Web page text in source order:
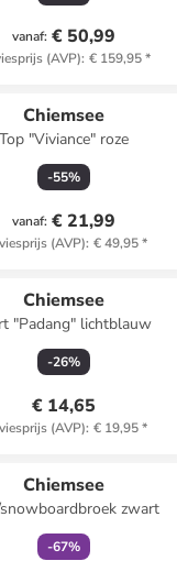
vanaf: € 50,99
(AVP): € 159,95*
Chiemsee
Top "Viviance" roze
-55%
vanaf: € 21,99
(AVP): € 49,95*
Chiemsee
"Padang" lichtblauw
-26%
€ 14,65
(AVP): € 19,95*
Chiemsee
zwart
-67%